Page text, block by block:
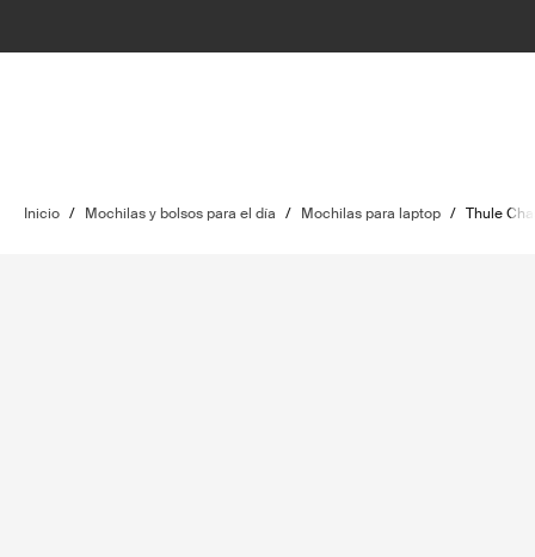
Inicio / Mochilas y bolsos para el día / Mochilas para laptop / Thule